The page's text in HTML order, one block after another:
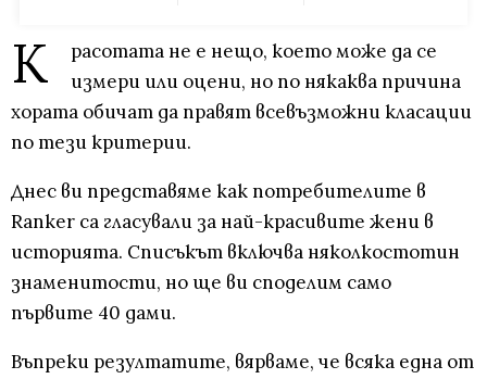
К
расотата не е нещо, което може да се
измери или оцени, но по някаква причина
хората обичат да правят всевъзможни класации
по тези критерии.
Днес ви представяме как потребителите в
Ranker са гласували за най-красивите жени в
историята. Списъкът включва няколкостотин
знаменитости, но ще ви споделим само
първите 40 дами.
Въпреки резултатите, вярваме, че всяка една от